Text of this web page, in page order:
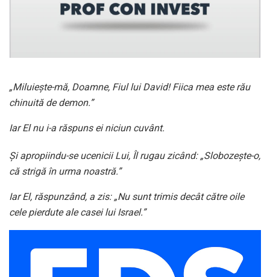
„Miluiește-mă, Doamne, Fiul lui David! Fiica mea este rău
chinuită de demon.”
Iar El nu i-a răspuns ei niciun cuvânt.
Și apropiindu-se ucenicii Lui, Îl rugau zicând: „Slobozește-o,
că strigă în urma noastră.”
Iar El, răspunzând, a zis: „Nu sunt trimis decât către oile
cele pierdute ale casei lui Israel.”